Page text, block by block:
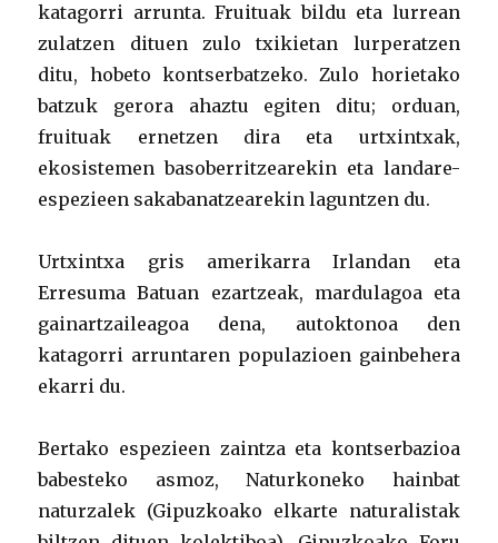
katagorri arrunta. Fruituak bildu eta lurrean
zulatzen dituen zulo txikietan lurperatzen
ditu, hobeto kontserbatzeko. Zulo horietako
batzuk gerora ahaztu egiten ditu; orduan,
fruituak ernetzen dira eta urtxintxak,
ekosistemen basoberritzearekin eta landare-
espezieen sakabanatzearekin laguntzen du.
Urtxintxa gris amerikarra Irlandan eta
Erresuma Batuan ezartzeak, mardulagoa eta
gainartzaileagoa dena, autoktonoa den
katagorri arruntaren populazioen gainbehera
ekarri du.
Bertako espezieen zaintza eta kontserbazioa
babesteko asmoz, Naturkoneko hainbat
naturzalek (Gipuzkoako elkarte naturalistak